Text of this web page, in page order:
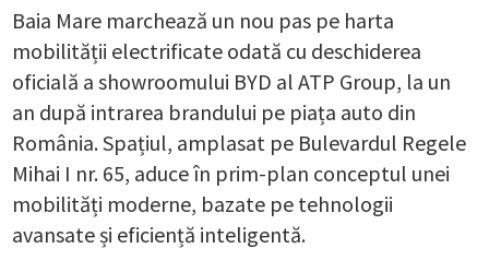
Baia Mare marchează un nou pas pe harta
mobilității electrificate odată cu deschiderea
oficială a showroomului BYD al ATP Group, la un
an după intrarea brandului pe piața auto din
România. Spațiul, amplasat pe Bulevardul Regele
Mihai I nr. 65, aduce în prim-plan conceptul unei
mobilități moderne, bazate pe tehnologii
avansate și eficiență inteligentă.